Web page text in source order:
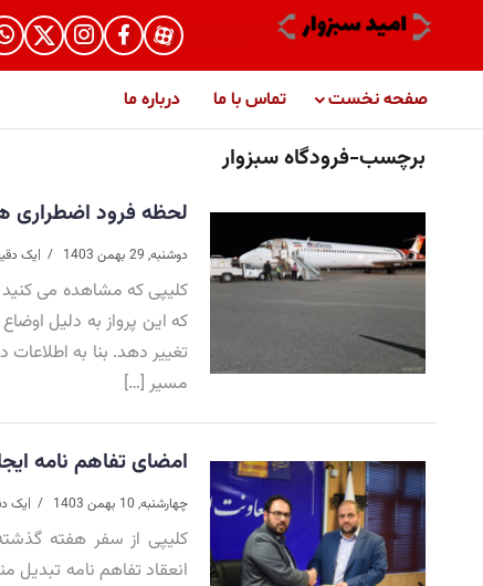
صفحه نخست تماس با ما درباره ما
برچسب-فرودگاه سبزوار
لحظه فرود اضطراری
دوشنبه, 29 بهمن 1403 |یک
کلیپی که مشاهده می کنید
که این پرواز به دلیل
تغییر دهد. بنا به
مسیر […]
امضای تفاهم نامه
چهارشنبه, 10 بهمن 1403 |یک
کلیپی از سفر هفته
انعقاد تفاهم نامه